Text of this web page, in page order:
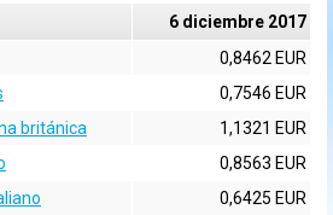
6 diciembre 2017
0,8462 EUR
0,7546 EUR
británica
1,1321 EUR
0,8563 EUR
0,6425 EUR